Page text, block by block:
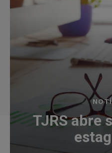
TJRS abre